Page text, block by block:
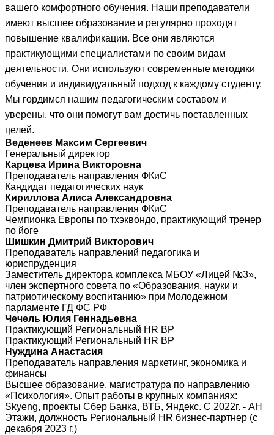
вашего комфортного обучения. Наши преподаватели
имеют высшее образование и регулярно проходят
повышение квалификации. Все они являются
практикующими специалистами по своим видам
деятельности. Они используют современные методики
обучения и индивидуальный подход к каждому студенту.
Мы гордимся нашим педагогическим составом и
уверены, что они помогут вам достичь поставленных
целей.
Веденеев Максим Сергеевич
Генеральный директор
Карцева Ирина Викторовна
Преподаватель направления ФКиС
Кандидат педагогических наук
Кириллова Алиса Александровна
Преподаватель направления ФКиС
Чемпионка Европы по тхэквондо, практикующий тренер
по йоге
Шишкин Дмитрий Викторович
Преподаватель направлений педагогика и
юриспруденция
Заместитель директора комплекса МБОУ «Лицей №3»,
член экспертного совета по «Образования, науки и
патриотическому воспитанию» при Молодежном
парламенте ГД ФС РФ
Чечель Юлия Геннадьевна
Практикующий Региональный HR BP
Практикующий Региональный HR BP
Нуждина Анастасия
Преподаватель направления маркетинг, экономика и
финансы
Высшее образование, магистратура по направлению
«Психология». Опыт работы в крупных компаниях:
Skyeng, проекты Сбер Банка, ВТБ, Яндекс. С 2022г. - АН
Этажи, должность Региональный HR бизнес-партнер (с
декабря 2023 г.)